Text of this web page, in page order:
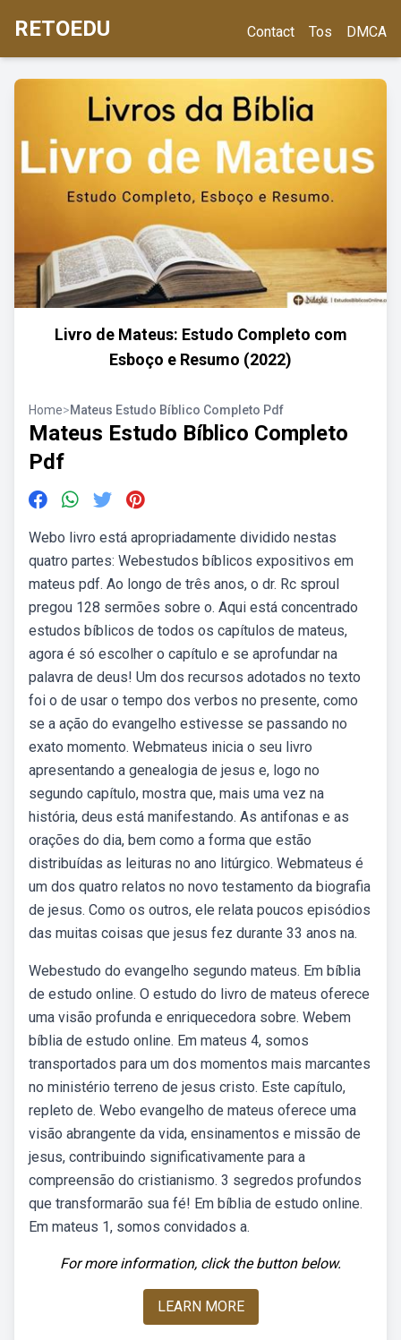
RETOEDU Contact Tos DMCA
Livro de Mateus: Estudo Completo com
Esboço e Resumo (2022)
Home>Mateus Estudo Bíblico Completo Pdf
Mateus Estudo Bíblico Completo
Pdf
Webo livro está apropriadamente dividido nestas
quatro partes: Webestudos bíblicos expositivos em
mateus pdf. Ao longo de três anos, o dr. Rc sproul
pregou 128 sermões sobre o. Aqui está concentrado
estudos bíblicos de todos os capítulos de mateus,
agora é só escolher o capítulo e se aprofundar na
palavra de deus! Um dos recursos adotados no texto
foi o de usar o tempo dos verbos no presente, como
se a ação do evangelho estivesse se passando no
exato momento. Webmateus inicia o seu livro
apresentando a genealogia de jesus e, logo no
segundo capítulo, mostra que, mais uma vez na
história, deus está manifestando. As antifonas e as
orações do dia, bem como a forma que estão
distribuídas as leituras no ano litúrgico. Webmateus é
um dos quatro relatos no novo testamento da biografia
de jesus. Como os outros, ele relata poucos episódios
das muitas coisas que jesus fez durante 33 anos na.
Webestudo do evangelho segundo mateus. Em bíblia
de estudo online. O estudo do livro de mateus oferece
uma visão profunda e enriquecedora sobre. Webem
bíblia de estudo online. Em mateus 4, somos
transportados para um dos momentos mais marcantes
no ministério terreno de jesus cristo. Este capítulo,
repleto de. Webo evangelho de mateus oferece uma
visão abrangente da vida, ensinamentos e missão de
jesus, contribuindo significativamente para a
compreensão do cristianismo. 3 segredos profundos
que transformarão sua fé! Em bíblia de estudo online.
Em mateus 1, somos convidados a.
For more information, click the button below.
LEARN MORE